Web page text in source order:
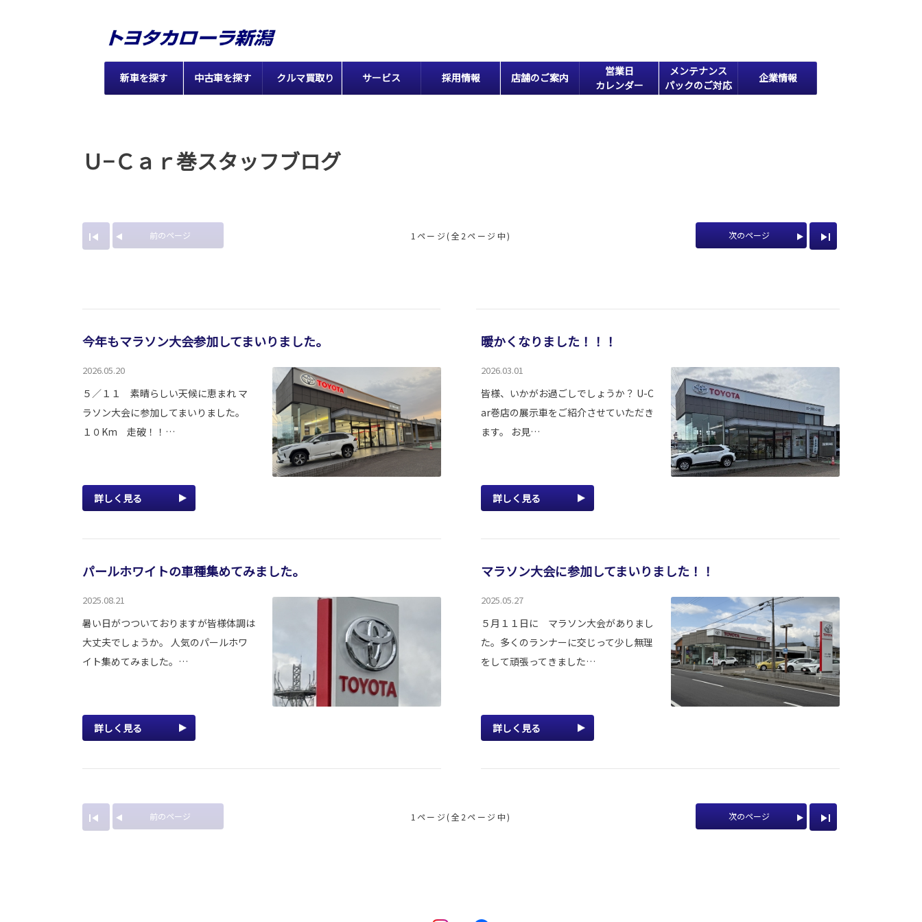
新車を探す 中古車を探す クルマ買取り サービス 採用情報 店舗のご案内
営業日
カレンダー
メンテナンス
パックのご対応
企業情報
Ｕ−Ｃａｒ巻スタッフブログ
前のページ 1ページ(全2ページ中) 次のページ
今年もマラソン大会参加してまいりました。
2026.05.20
５／１１ 素晴らしい天候に恵まれ マ
ラソン大会に参加してまいりました。
１０Km 走破！！…
詳しく見る
暖かくなりました！！！
2026.03.01
皆様、いかがお過ごしでしょうか？ U-C
ar巻店の展示車をご紹介させていただき
ます。 お見…
詳しく見る
パールホワイトの車種集めてみました。
2025.08.21
暑い日がつついておりますが皆様体調は
大丈夫でしょうか。 人気のパールホワ
イト集めてみました。…
詳しく見る
マラソン大会に参加してまいりました！！
2025.05.27
５月１１日に マラソン大会がありまし
た。多くのランナーに交じって少し無理
をして頑張ってきました…
詳しく見る
前のページ 1ページ(全2ページ中) 次のページ